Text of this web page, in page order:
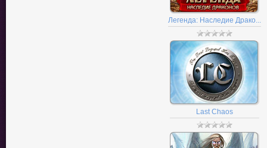
Легенда: Наследие Драко...
Last Chaos